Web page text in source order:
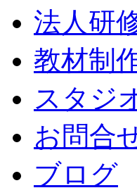
法人研
教材制
スタジ
お問合
ブログ